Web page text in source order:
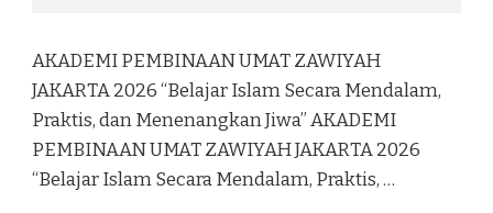
AKADEMI PEMBINAAN UMAT ZAWIYAH
JAKARTA 2026 “Belajar Islam Secara Mendalam,
Praktis, dan Menenangkan Jiwa” AKADEMI
PEMBINAAN UMAT ZAWIYAH JAKARTA 2026
“Belajar Islam Secara Mendalam, Praktis, …